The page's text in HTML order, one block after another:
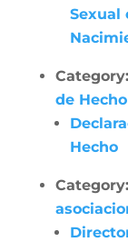
Sexual
Category:
de Hecho
Hecho
Category: